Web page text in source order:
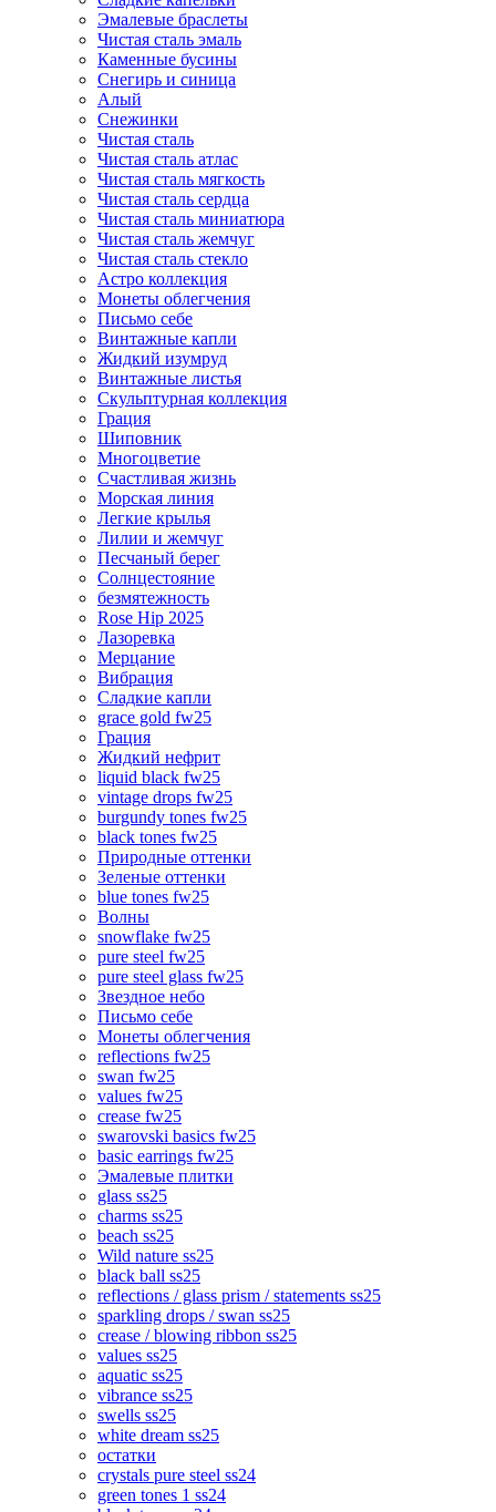
Эмалевые браслеты
Чистая сталь эмаль
Каменные бусины
Снегирь и синица
Алый
Снежинки
Чистая сталь
Чистая сталь атлас
Чистая сталь мягкость
Чистая сталь сердца
Чистая сталь миниатюра
Чистая сталь жемчуг
Чистая сталь стекло
Астро коллекция
Монеты облегчения
Письмо себе
Винтажные капли
Жидкий изумруд
Винтажные листья
Скульптурная коллекция
Грация
Шиповник
Многоцветие
Счастливая жизнь
Морская линия
Легкие крылья
Лилии и жемчуг
Песчаный берег
Солнцестояние
безмятежность
Rose Hip 2025
Лазоревка
Мерцание
Вибрация
Сладкие капли
grace gold fw25
Грация
Жидкий нефрит
liquid black fw25
vintage drops fw25
burgundy tones fw25
black tones fw25
Природные оттенки
Зеленые оттенки
blue tones fw25
Волны
snowflake fw25
pure steel fw25
pure steel glass fw25
Звездное небо
Письмо себе
Монеты облегчения
reflections fw25
swan fw25
values fw25
crease fw25
swarovski basics fw25
basic earrings fw25
Эмалевые плитки
glass ss25
charms ss25
beach ss25
Wild nature ss25
black ball ss25
reflections / glass prism / statements ss25
sparkling drops / swan ss25
crease / blowing ribbon ss25
values ss25
aquatic ss25
vibrance ss25
swells ss25
white dream ss25
остатки
crystals pure steel ss24
green tones 1 ss24